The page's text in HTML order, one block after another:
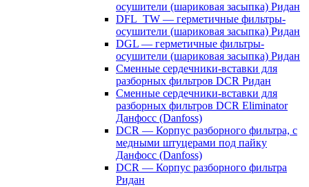
осушители (шариковая засыпка) Ридан
DFL_TW — герметичные фильтры-
осушители (шариковая засыпка) Ридан
DGL — герметичные фильтры-
осушители (шариковая засыпка) Ридан
Сменные сердечники-вставки для
разборных фильтров DCR Ридан
Сменные сердечники-вставки для
разборных фильтров DCR Eliminator
Данфосс (Danfoss)
DCR — Корпус разборного фильтра, с
медными штуцерами под пайку
Данфосс (Danfoss)
DCR — Корпус разборного фильтра
Ридан